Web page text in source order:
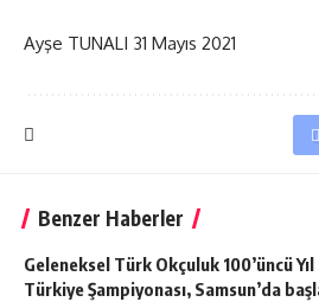
Ayşe TUNALI 31 Mayıs 2021
Benzer Haberler
Geleneksel Türk Okçuluk 100’üncü
Türkiye Şampiyonası, Samsun’da